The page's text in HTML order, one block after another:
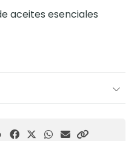
aceites esenciales